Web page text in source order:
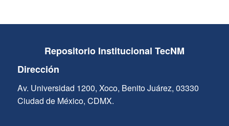
Repositorio Institucional TecNM
Dirección
Av. Universidad 1200, Xoco, Benito Juárez, 03330
Ciudad de México, CDMX.